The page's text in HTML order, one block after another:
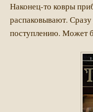
Наконец-то ковры
распаковывают.
поступлению. Может